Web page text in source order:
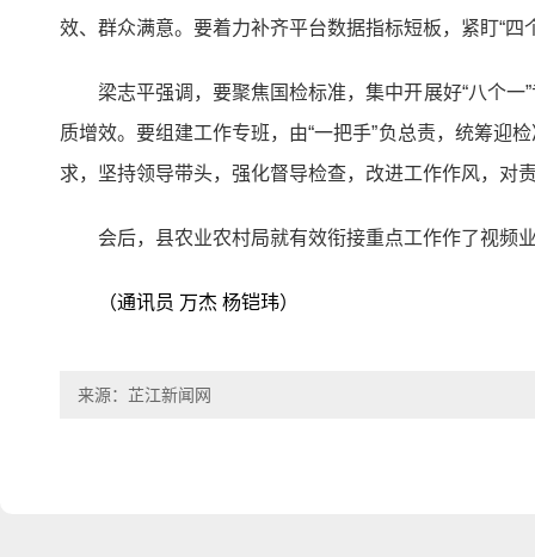
效、群众满意。要着力补齐平台数据指标短板，紧盯“
梁志平强调，要聚焦国检标准，集中开展好“八个
质增效。要组建工作专班，由“一把手”负总责，统筹迎
求，坚持领导带头，强化督导检查，改进工作作风，对
会后，县农业农村局就有效衔接重点工作作了视频
（通讯员 万杰 杨铠玮）
来源：芷江新闻网